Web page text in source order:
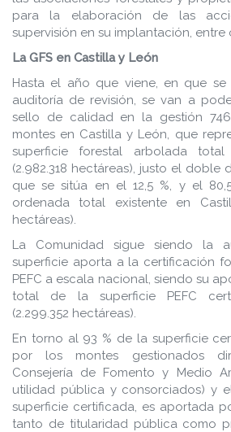
para la elaboración de las
supervisión en su implantación, entre
La GFS en Castilla y León
Hasta el año que viene, en que se
auditoría de revisión, se van a
sello de calidad en la gestión
montes en Castilla y León, que
superficie forestal arbolada
(2.982.318 hectáreas), justo el doble
que se sitúa en el 12,5 %, y el
ordenada total existente en
hectáreas).
La Comunidad sigue siendo la
superficie aporta a la certificación
PEFC a escala nacional, siendo su
total de la superficie PEFC
(2.299.352 hectáreas).
En torno al 93 % de la superficie
por los montes gestionados
Consejería de Fomento y Medio
utilidad pública y consorciados) y
superficie certificada, es aportada
tanto de titularidad pública como